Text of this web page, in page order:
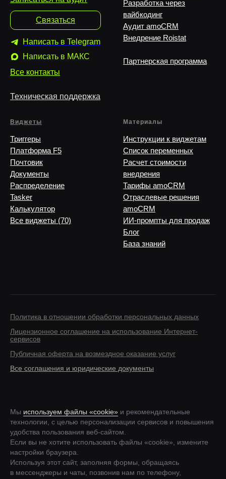
Связаться
Написать в Telegram
Написать в MAКС
Все контакты
Техническая поддержка
Разработка через
вайбкодинг
Аудит amoCRM
Внедрение Roistat
Партнерская программа
Виджеты
Триггеры
Платформа F5
Почтовик
Документы
Распределение
Tasker
Калькулятор
Все виджеты (70)
Материалы
Инструкции к виджетам
Список переменных
Расчет стоимости
внедрения
Тарифы amoCRM
Отраслевые решения
amoCRM
ИИ-промпты для продаж
Блог
База знаний
Политика в отношении обработки персональных данных
Лицензионное соглашение на использование Интернет-
сервисов
Публичная оферта на возмездное оказание услуг
Все соглашения и юридические документы
Мы используем файлы «cookie» и рекомендательные
технологии, с целью персонализации сервисов и повышения
удобства пользования веб-сайтом.
Если вы не хотите использовать файлы «cookie», измените
настройки браузера.
Используя этот сайт, заполняя формы, обращаясь
в мессенджеры и чаты, позвонив нам по телефону,